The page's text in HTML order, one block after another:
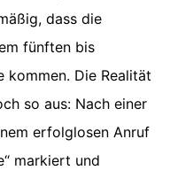
dass die
fünften bis
Die Realität
so aus: Nach einer
erfolglosen Anruf
markiert und